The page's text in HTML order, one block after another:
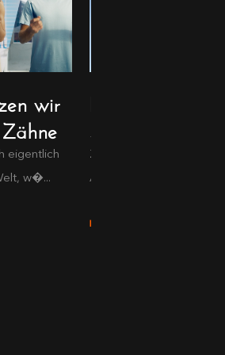
wir
eigentlich
w�...
Stars
Zwischen Duft-
Aging-Highlights und
MEHR